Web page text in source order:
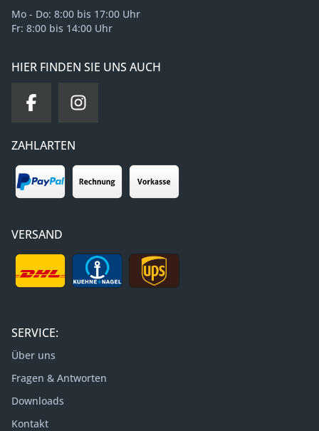
Mo - Do: 8:00 bis 17:00 Uhr
Fr: 8:00 bis 14:00 Uhr
HIER FINDEN SIE UNS AUCH
ZAHLARTEN
VERSAND
SERVICE:
Über uns
Fragen & Antworten
Downloads
Kontakt